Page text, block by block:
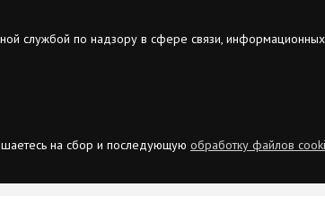
по надзору в сфере связи, информационных
на сбор и последующую обработку файлов